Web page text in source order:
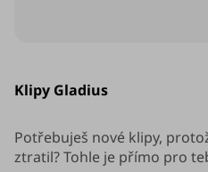
Klipy Gladius
produktu
z
5
hvězdiček.
Potřebuješ nové klipy,
ztratil? Tohle je přímo pro